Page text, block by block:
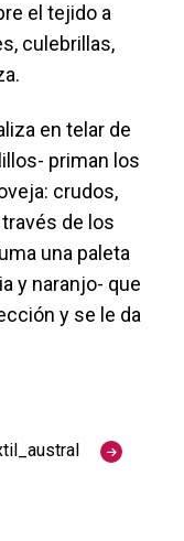
el tejido a
culebrillas,
en telar de
priman los
crudos,
de los
una paleta
y naranjo- que
y se le da